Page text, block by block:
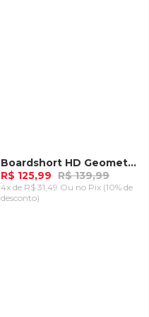
-10%Boardshort HD Geometric Branco
R$ 125,99 R$ 139,99
4x de R$ 31,49 Ou no Pix (10% de
desconto)